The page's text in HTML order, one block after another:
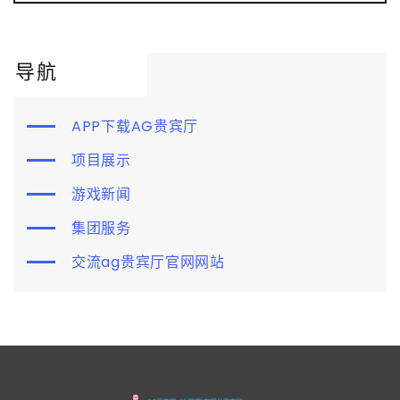
导航
APP下载AG贵宾厅
项目展示
游戏新闻
集团服务
交流ag贵宾厅官网网站